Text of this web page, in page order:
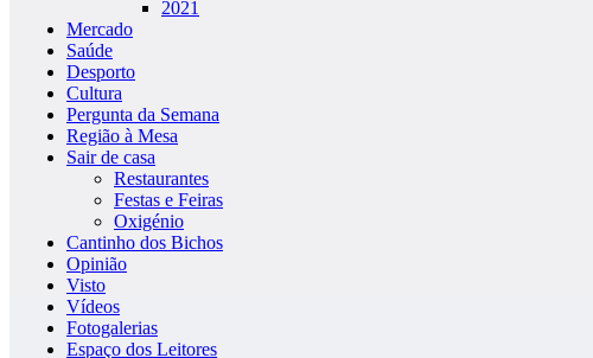
2021
Mercado
Saúde
Desporto
Cultura
Pergunta da Semana
Região à Mesa
Sair de casa
Restaurantes
Festas e Feiras
Oxigénio
Cantinho dos Bichos
Opinião
Visto
Vídeos
Fotogalerias
Espaço dos Leitores